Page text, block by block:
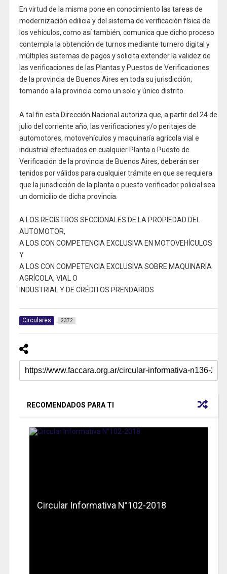
En virtud de la misma pone en conocimiento las tareas de
modernización edilicia y del sistema de verificación física de
los vehículos, como así también, comunica que dicho proceso
contempla la obtención de turnos mediante turnero digital y
múltiples sistemas de pagos y solicita extender la validez de
las verificaciones de las Plantas y Puestos de Verificaciones
de la provincia de Buenos Aires en toda su jurisdicción,
tomando a la provincia como un solo y único distrito.
A tal fin esta Dirección Nacional autoriza que, a partir del 24 de
julio del corriente año, las verificaciones y/o peritajes de
automotores, motovehículos y maquinaría agrícola vial e
industrial efectuados en cualquier Planta o Puesto de
Verificación de la provincia de Buenos Aires, deberán ser
tenidos por válidos para cualquier trámite en que se requiera
que la jurisdicción de la planta o puesto verificador policial sea
un domicilio de dicha provincia.
A LOS REGISTROS SECCIONALES DE LA PROPIEDAD DEL
AUTOMOTOR,
A LOS CON COMPETENCIA EXCLUSIVA EN MOTOVEHÍCULOS
Y
A LOS CON COMPETENCIA EXCLUSIVA SOBRE MAQUINARIA
AGRÍCOLA, VIAL O
INDUSTRIAL Y DE CRÉDITOS PRENDARIOS
Circulares 2372
RECOMENDADOS PARA TI
Circular Informativa N°102-2018